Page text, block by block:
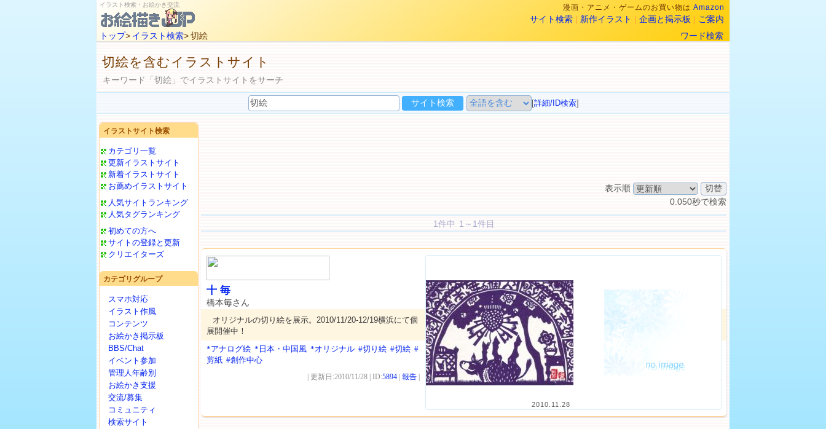
イラスト検索・お絵かき交流 漫画・アニメ・ゲームのお買い物は Amazon
サイト検索 | 新作イラスト | 企画と掲示板 | ご案内
トップ> イラスト検索> 切絵 ワード検索
切絵を含むイラストサイト
キーワード「切絵」でイラストサイトをサーチ
[詳細/ID検索]
イラストサイト検索
カテゴリ一覧
更新イラストサイト
新着イラストサイト
お薦めイラストサイト
人気サイトランキング
人気タグランキング
初めての方へ
サイトの登録と更新
クリエイターズ
カテゴリグループ
スマホ対応
イラスト作風
コンテンツ
お絵かき掲示板
BBS/Chat
イベント参加
管理人年齢別
お絵かき支援
交流/募集
コミュニティ
検索サイト
表示順
0.050秒で検索
1件中 1～1件目
2010.11.28
十 毎
橋本毎さん
オリジナルの切り絵を展示。2010/11/20-12/19横浜にて個
展開催中！
*アナログ絵 *日本・中国風 *オリジナル #切り絵 #切絵 #
剪紙 #創作中心
| 更新日:2010/11/28 | ID:5894 報告